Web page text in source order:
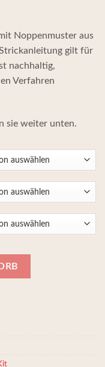
kr.
kr.
Noppenmuster aus
gilt für
nachhaltig,
Verfahren
sie weiter unten.
Alpakawolle